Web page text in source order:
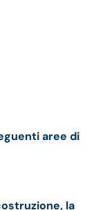
aree di
la